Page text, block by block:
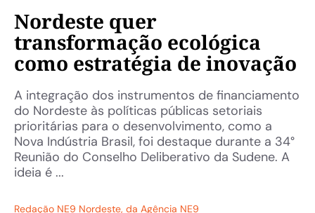
Nordeste quer
transformação ecológica
como estratégia de inovação
A integração dos instrumentos de financiamento
do Nordeste às políticas públicas setoriais
prioritárias para o desenvolvimento, como a
Nova Indústria Brasil, foi destaque durante a 34°
Reunião do Conselho Deliberativo da Sudene. A
ideia é ...
Redação NE9 Nordeste, da Agência NE9